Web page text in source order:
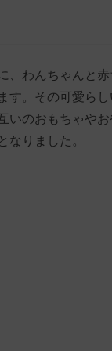
、わんちゃんと
す。その可愛ら
いのおもちゃや
なりました。